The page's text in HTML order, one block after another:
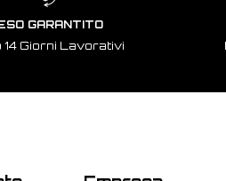
GARANTITO
14 Giorni Lavorativi